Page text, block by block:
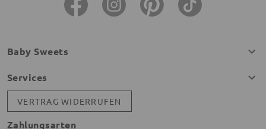
Baby Sweets
Services
VERTRAG WIDERRUFEN
Zahlungsarten